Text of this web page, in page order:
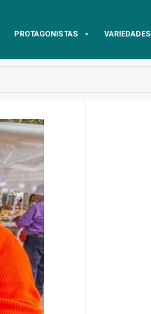
PROTAGONISTAS VARIEDADES